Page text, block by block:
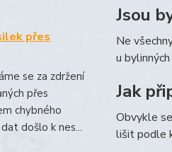
přes
se za zdržení
přes
chybného
došlo k nes...
Jsou
Ne
u
Jak
Obvykle
lišit podle